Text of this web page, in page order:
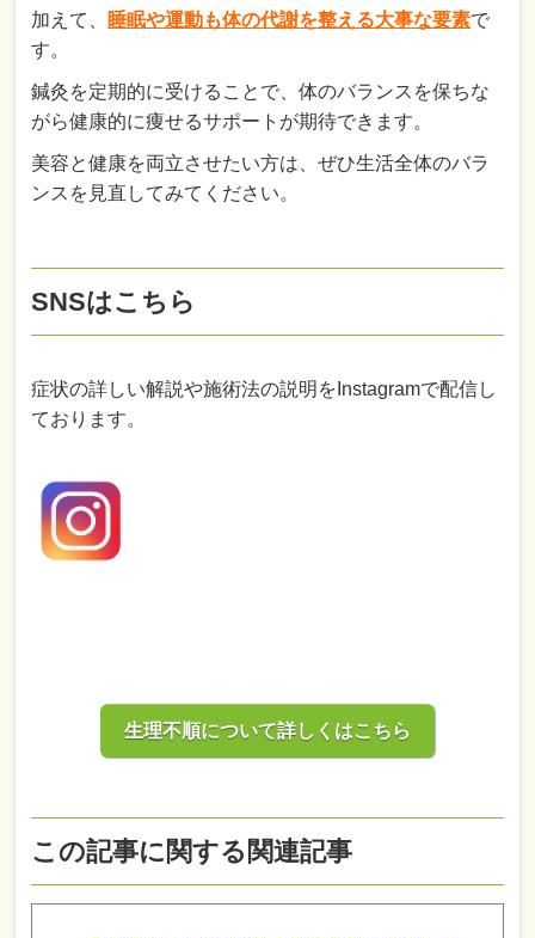
加えて、 睡眠や運動も体の代謝を整える大事な要素で
す。
鍼灸を定期的に受けることで、体のバランスを保ちな
がら健康的に痩せるサポートが期待できます。
美容と健康を両立させたい方は、ぜひ生活全体のバラ
ンスを見直してみてください。
SNSはこちら
症状の詳しい解説や施術法の説明をInstagramで配信し
ております。
生理不順について詳しくはこちら
この記事に関する関連記事